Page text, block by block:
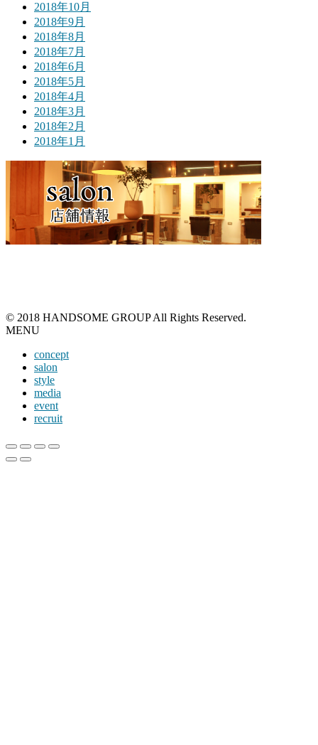
2018年10月
2018年9月
2018年8月
2018年7月
2018年6月
2018年5月
2018年4月
2018年3月
2018年2月
2018年1月
© 2018 HANDSOME GROUP All Rights Reserved.
MENU
concept
salon
style
media
event
recruit